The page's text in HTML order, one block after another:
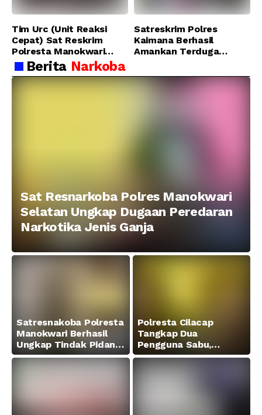
Tim Urc (Unit Reaksi
Cepat) Sat Reskrim
Polresta Manokwari
Berhasil Tangkap 2
Pelaku Pengeroyokan di
Taman Ria kab.
Satreskrim Polres
Kaimana Berhasil
Amankan Terduga
Tajam
Berita Narkoba
Sat Resnarkoba Polres Manokwari
Selatan Ungkap Dugaan Peredaran
Narkotika Jenis Ganja
Satresnakoba Polresta
Manokwari Berhasil
Ungkap Tindak Pidana
Narkotika Golongan I
Jenis Sabu di Jalan
Polresta Cilacap
Tangkap Dua
Pengguna Sabu,
Amankan Paket 0,34
Gram